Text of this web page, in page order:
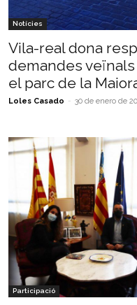
Notícies
Vila-real dona
demandes
el parc de la
Loles Casado - 30 de enero de
Participació